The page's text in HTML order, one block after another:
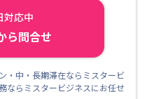
対応中
ら問合せ
・中・長期滞在ならミスタービ
らミスタービジネスにお任せ